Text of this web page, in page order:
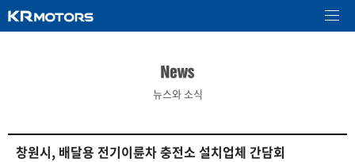
뉴스와 소식
창원시, 배달용 전기이륜차 충전소 설치업체 간담회